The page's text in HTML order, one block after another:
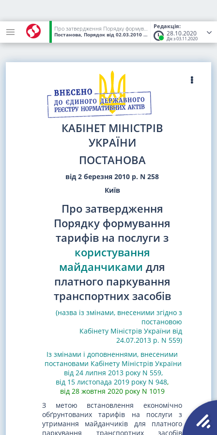
Редакція:
28.10.2020
Діє з 03.11.2020
Про затвердження Порядку формування тарифів на послуги з користування майданчиками для платного паркування транспортних засобів
Постанова, Порядок від 02.03.2010 № 258 (Статус:Чинний)
КАБІНЕТ МІНІСТРІВ
УКРАЇНИ
ПОСТАНОВА
від 2 березня 2010 р. N 258
Київ
Про затвердження
Порядку формування
тарифів на послуги з
користування
майданчиками для
платного паркування
транспортних засобів
(назва із змінами, внесеними згідно з
постановою
Кабінету Міністрів України від
24.07.2013 р. N 559)
Із змінами і доповненнями, внесеними
постановами Кабінету Міністрів України
від 24 липня 2013 року N 559,
від 15 листопада 2019 року N 948,
від 28 жовтня 2020 року N 1019
З метою встановлення економічно
обґрунтованих тарифів на послуги з
утримання майданчиків для платного
паркування транспортних засобів